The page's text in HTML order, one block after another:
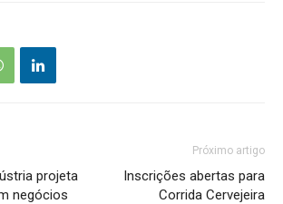
projeta
negócios
Próximo artigo
Inscrições abertas para
Corrida Cervejeira